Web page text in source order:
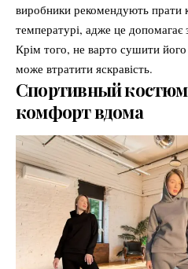
виробники рекомендують прати
температурі, адже це
Крім того, не варто сушити
може втратити яскравість.
Спортивный
комфорт вдома